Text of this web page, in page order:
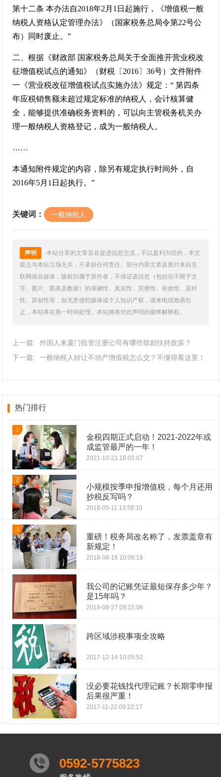
第十二条 本办法自2018年2月1日起施行，《增值税一般
纳税人资格认定管理办法》（国家税务总局令第22号公
布）同时废止。”
二、根据《财政部 国家税务总局关于全面推开营业税改
征增值税试点的通知》（财税〔2016〕36号）文件附件
一《营业税改征增值税试点实施办法》规定：“ 第四条
年应税销售额未超过规定标准的纳税人，会计核算健
全，能够提供准确税务资料的，可以向主管税务机关办
理一般纳税人资格登记，成为一般纳税人。
……
本通知附件规定的内容，除另有规定执行时间外，自
2016年5月1日起执行。”
关键词： 一般纳税人
声明
本站分享的文章旨在促进信息交流，不以盈利为目的，本文
观点与本站立场无关，不承担任何责任。部分内容文章及图片来自互
联网或自媒体，版权归属于原作者，不保证该信息（包括但不限于文
字、图片、图表及数据）的准确性、真实性、完整性、有效性、及时
性、原创性等，如无意侵犯媒体或个人知识产权，请来电或致函告
之，本站将在第一时间处理。本站拥有对此声明的最终解释权。
上一篇:
外国人来厦门投资注册公司有哪些鼓励扶持政策？
下一篇:
一般纳税人转让不动产增值税怎么交？不懂得看这里！
热门排行
1
金税四期正式启动！2021-2022年或
成监管最严的一年！
2021-10-21 16:05:07
2
小规模按季申报增值税，每个月还用
抄税反写吗？
2018-05-11 13:58:10
3
重磅！税务局改名称了，发票盖章有
新规定！
2018-08-16 10:06:18
我公司的记账凭证最短保存多少年？
是15年吗？
2018-08-27 09:15:06
跨区域涉税事项全攻略
2017-12-14 10:05:52
没必要花钱找代理记账？长期零申报
后果很严重！
2017-11-22 09:22:17
0592-5775823